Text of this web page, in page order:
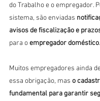
do Trabalho e o empregador.
sistema, são enviadas
avisos de fiscalização e
para o empregador doméstico.
Muitos empregadores ainda
essa obrigação, mas o
fundamental para garantir